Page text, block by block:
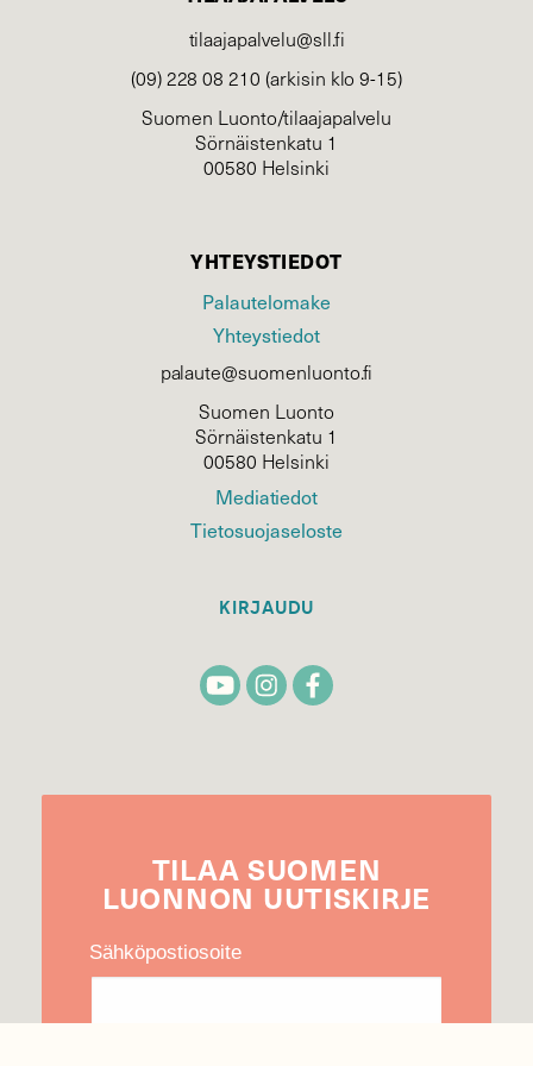
tilaajapalvelu@sll.fi
(09) 228 08 210 (arkisin klo 9-15)
Suomen Luonto/tilaajapalvelu
Sörnäistenkatu 1
00580 Helsinki
YHTEYSTIEDOT
Palautelomake
Yhteystiedot
palaute@suomenluonto.fi
Suomen Luonto
Sörnäistenkatu 1
00580 Helsinki
Mediatiedot
Tietosuojaseloste
KIRJAUDU
TILAA SUOMEN
LUONNON UUTIS­KIRJE
Sähköpostiosoite